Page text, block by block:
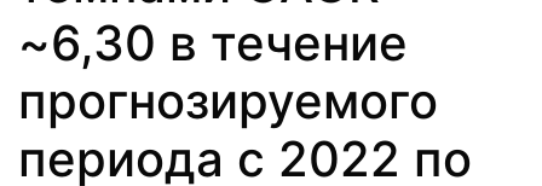
~6,30 в течение
прогнозируемого
периода с 2022 по